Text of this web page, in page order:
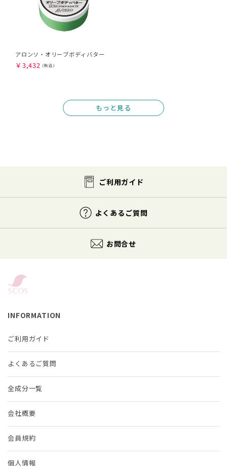
アロンソ・オリーブボディバター
￥ 3,432
もっと見る
ご利用ガイド
よくあるご質問
お問合せ
INFORMATION
ご利用ガイド
よくあるご質問
全成分一覧
会社概要
会員規約
個人情報